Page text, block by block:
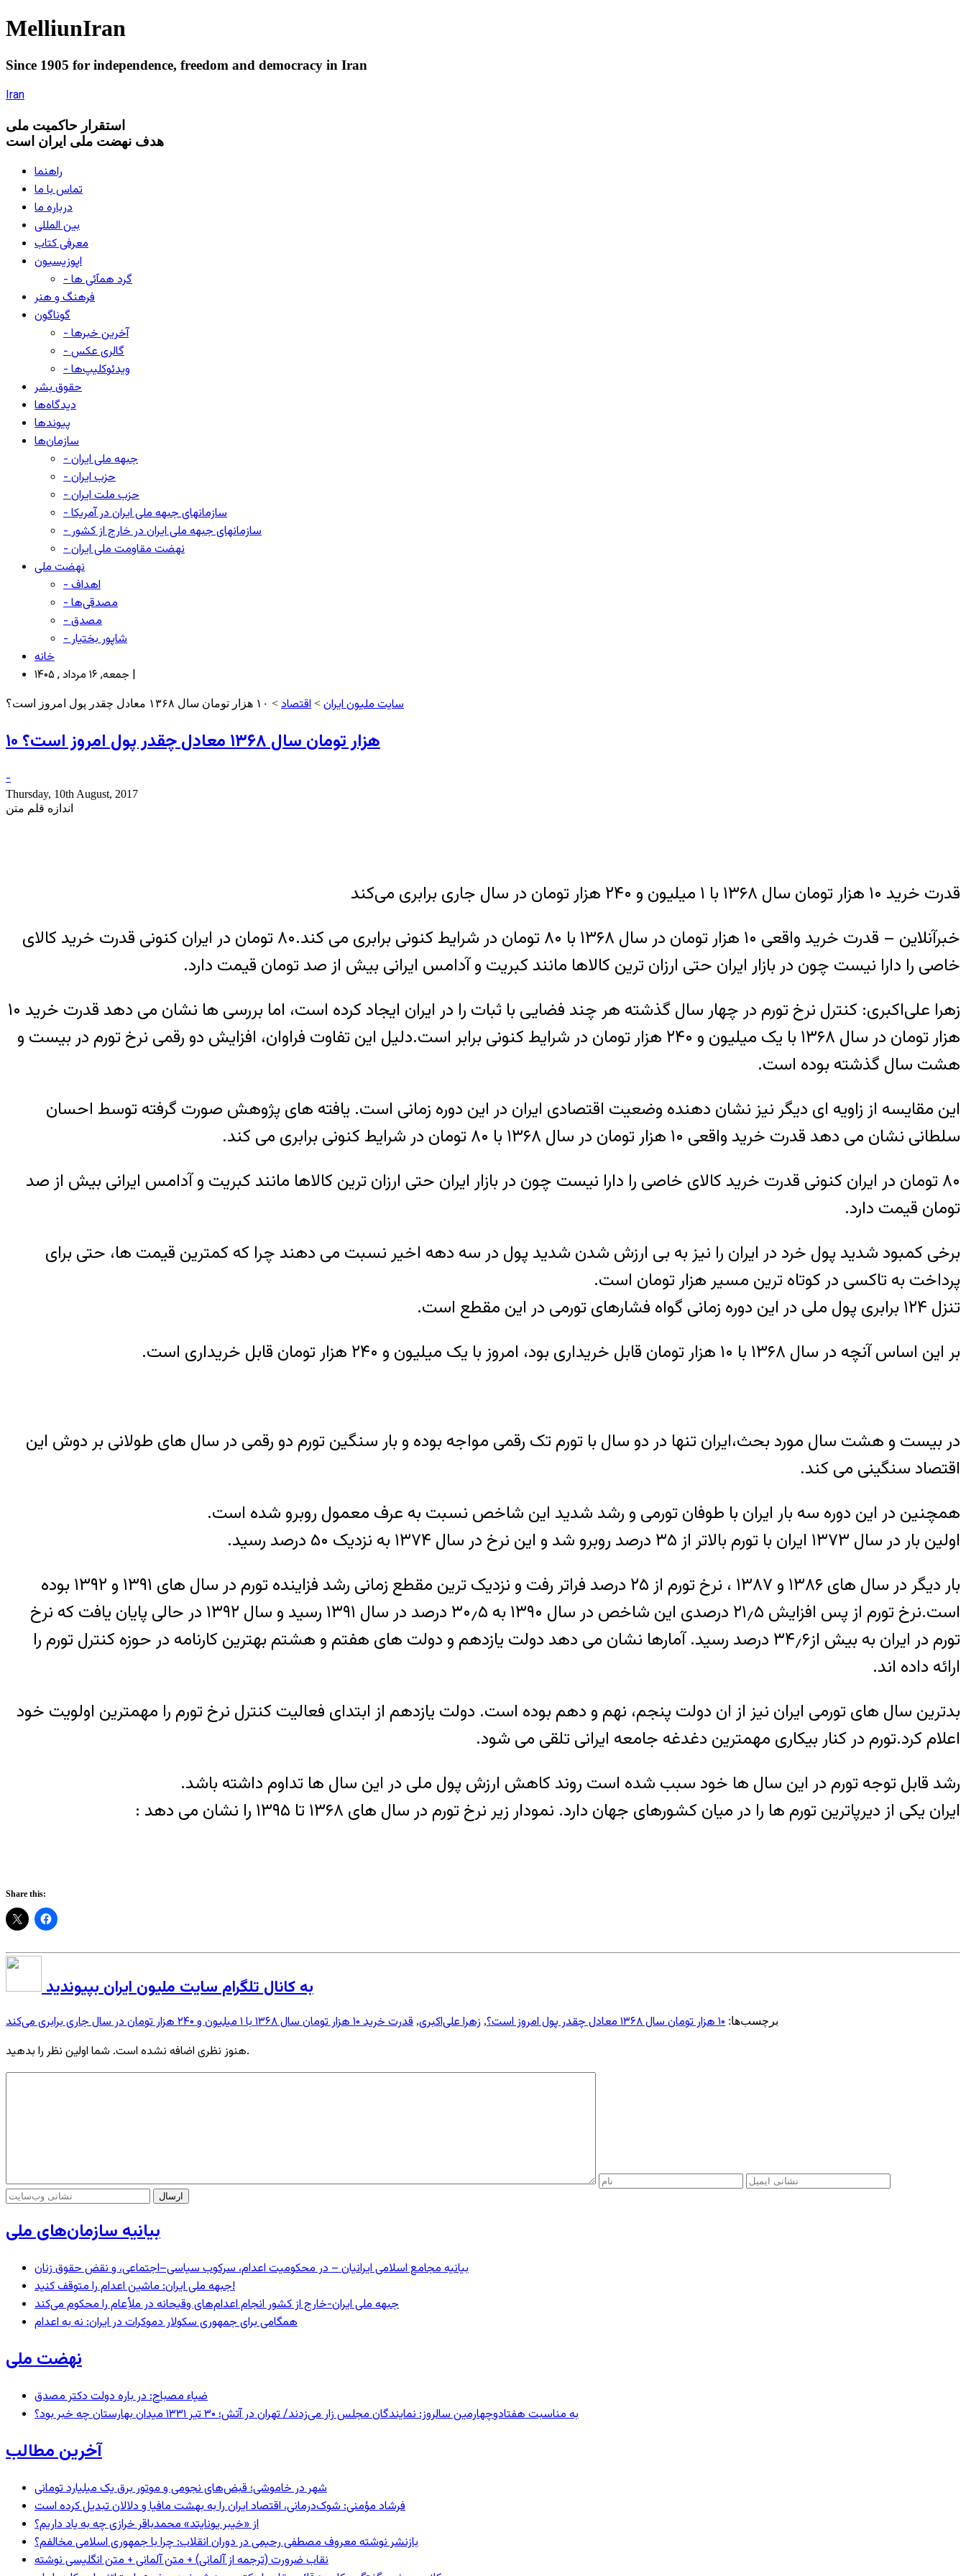
MelliunIran
Since 1905 for independence, freedom and democracy in Iran
Iran
استقرار حاکميت ملی
هدف نهضت ملی ایران است
راهنما
تماس با ما
درباره ما
بین المللی
معرفی کتاب
اپوزیسیون
- گرد همآئی ها
فرهنگ و هنر
گوناگون
- آخرین خبرها
- گالری عکس
- ویدئوکلیپ‌ها
حقوق بشر
دیدگاه‌ها
پیوندها
سازمان‌ها
- جبهه ملی ایران
- حزب ایران
- حزب ملت ایران
- سازمانهای جبهه ملی ایران در آمریکا
- سازمانهای جبهه ملی ایران در خارج از کشور
- نهضت مقاومت ملی ایران
نهضت ملی
- اهداف
- مصدقی‌ها
- مصدق
- شاپور بختیار
خانه
جمعه, ۱۶ مرداد , ۱۴۰۵ |
سایت ملیون ایران > اقتصاد > ۱۰ هزار تومان سال ۱۳۶۸ معادل چقدر پول امروز است؟
۱۰ هزار تومان سال ۱۳۶۸ معادل چقدر پول امروز است؟
-
Thursday, 10th August, 2017
اندازه قلم متن
قدرت خرید ۱۰ هزار تومان سال ۱۳۶۸ با ۱ میلیون و ۲۴۰ هزار تومان در سال جاری برابری می‌کند
خبرآنلاین – قدرت خرید واقعی ۱۰ هزار تومان در سال ۱۳۶۸ با ۸۰ تومان در شرایط کنونی برابری می کند.۸۰ تومان در ایران کنونی قدرت خرید کالای
خاصی را دارا نیست چون در بازار ایران حتی ارزان ترین کالاها مانند کبریت و آدامس ایرانی بیش از صد تومان قیمت دارد.
زهرا علی‌اکبری: کنترل نرخ تورم در چهار سال گذشته هر چند فضایی با ثبات را در ایران ایجاد کرده است، اما بررسی ها نشان می دهد قدرت خرید ۱۰
هزار تومان در سال ۱۳۶۸ با یک میلیون و ۲۴۰ هزار تومان در شرایط کنونی برابر است.دلیل این تفاوت فراوان، افزایش دو رقمی نرخ تورم در بیست و
هشت سال گذشته بوده است.
این مقایسه از زاویه ای دیگر نیز نشان دهنده وضعیت اقتصادی ایران در این دوره زمانی است. یافته های پژوهش صورت گرفته توسط احسان
سلطانی نشان می دهد قدرت خرید واقعی ۱۰ هزار تومان در سال ۱۳۶۸ با ۸۰ تومان در شرایط کنونی برابری می کند.
۸۰ تومان در ایران کنونی قدرت خرید کالای خاصی را دارا نیست چون در بازار ایران حتی ارزان ترین کالاها مانند کبریت و آدامس ایرانی بیش از صد
تومان قیمت دارد.
برخی کمبود شدید پول خرد در ایران را نیز به بی ارزش شدن شدید پول در سه دهه اخیر نسبت می دهند چرا که کمترین قیمت ها، حتی برای
پرداخت به تاکسی در کوتاه ترین مسیر هزار تومان است.
تنزل ۱۲۴ برابری پول ملی در این دوره زمانی گواه فشارهای تورمی در این مقطع است.
بر این اساس آنچه در سال ۱۳۶۸ با ۱۰ هزار تومان قابل خریداری بود، امروز با یک میلیون و ۲۴۰ هزار تومان قابل خریداری است.
در بیست و هشت سال مورد بحث،ایران تنها در دو سال با تورم تک رقمی مواجه بوده و بار سنگین تورم دو رقمی در سال های طولانی بر دوش این
اقتصاد سنگینی می کند.
همچنین در این دوره سه بار ایران با طوفان تورمی و رشد شدید این شاخص نسبت به عرف معمول روبرو شده است.
اولین بار در سال ۱۳۷۳ ایران با تورم بالاتر از ۳۵ درصد روبرو شد و این نرخ در سال ۱۳۷۴ به نزدیک ۵۰ درصد رسید.
بار دیگر در سال های ۱۳۸۶ و ۱۳۸۷ ، نرخ تورم از ۲۵ درصد فراتر رفت و نزدیک ترین مقطع زمانی رشد فزاینده تورم در سال های ۱۳۹۱ و ۱۳۹۲ بوده
است.نرخ تورم از پس افزایش ۲۱٫۵ درصدی این شاخص در سال ۱۳۹۰ به ۳۰٫۵ درصد در سال ۱۳۹۱ رسید و سال ۱۳۹۲ در حالی پایان یافت که نرخ
تورم در ایران به بیش از۳۴٫۶ درصد رسید. آمارها نشان می دهد دولت یازدهم و دولت های هفتم و هشتم بهترین کارنامه در حوزه کنترل تورم را
ارائه داده اند.
بدترین سال های تورمی ایران نیز از ان دولت پنجم، نهم و دهم بوده است. دولت یازدهم از ابتدای فعالیت کنترل نرخ تورم را مهمترین اولویت خود
اعلام کرد.تورم در کنار بیکاری مهمترین دغدغه جامعه ایرانی تلقی می شود.
رشد قابل توجه تورم در این سال ها خود سبب شده است روند کاهش ارزش پول ملی در این سال ها تداوم داشته باشد.
ایران یکی از دیرپاترین تورم ها را در میان کشورهای جهان دارد. نمودار زیر نرخ تورم در سال های ۱۳۶۸ تا ۱۳۹۵ را نشان می دهد :
Share this:
به کانال تلگرام سایت ملیون ایران بپیوندید
برچسب‌ها: ۱۰ هزار تومان سال ۱۳۶۸ معادل چقدر پول امروز است؟ , زهرا علی‌اکبری, قدرت خرید ۱۰ هزار تومان سال ۱۳۶۸ با ۱ میلیون و ۲۴۰ هزار تومان در سال جاری برابری می‌کند
هنوز نظری اضافه نشده است. شما اولین نظر را بدهید.
بیانیه سازمان‌های ملی
بیانیه مجامع اسلامی ایرانیان – در محکومیت اعدام، سرکوب سیاسی–اجتماعی، و نقض حقوق زنان
جبهه ملی ایران: ماشین اعدام را متوقف کنید!
جبهه ملی ایران-خارج از کشور انجام اعدام‌های وقیحانه در ملأِعام را محکوم می‌کند
همگامی برای جمهوری سکولار دموکرات در ایران: نه به اعدام
نهضت ملی
ضیاء مصباح: در باره دولت دکتر مصدق
به مناسبت هفتادوچهارمین سالروز: نمایندگان مجلس زار می‌زدند/ تهران در آتش؛ ۳۰ تیر ۱۳۳۱ میدان بهارستان چه خبر بود؟
آخرین مطالب
شهر در خاموشی؛ قبض‌های نجومی و موتور برق یک میلیارد تومانی
فرشاد مؤمنی: شوک‌درمانی، اقتصاد ایران را به بهشت مافیا و دلالان تبدیل کرده است
از «خیبر یونایتد» محمدباقر خرازی چه به یاد داریم؟
بازنشر نوشته معروف مصطفی رحیمی در دوران انقلاب: چرا با جمهوری اسلامی مخالفم؟
نقاب ضرورت (ترجمه از آلمانی) + متن آلمانی + متن انگلیسی نوشته